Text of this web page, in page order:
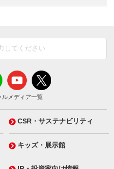
ルメディア一覧
CSR・サステナビリティ
キッズ・展示館